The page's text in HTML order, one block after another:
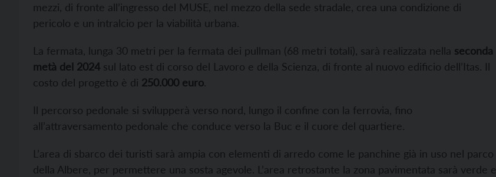
mezzi, di fronte all’ingresso del MUSE, nel mezzo della sede stradale, crea una condizione di
pericolo e un intralcio per la viabilità urbana.
La fermata, lunga 30 metri per la fermata dei pullman (68 metri totali), sarà realizzata nella seconda
metà del 2024 sul lato est di corso del Lavoro e della Scienza, di fronte al nuovo edificio dell’Itas. Il
costo del progetto è di 250.000 euro.
Il percorso pedonale si svilupperà verso nord, lungo il confine con la ferrovia, fino
all’attraversamento pedonale che conduce verso la Buc e il cuore del quartiere.
L’area di sbarco dei turisti sarà ampia con elementi di arredo come le panchine già in uso nel parco
della Albere, per permettere una sosta agevole. L’area retrostante la zona pavimentata sarà verde e